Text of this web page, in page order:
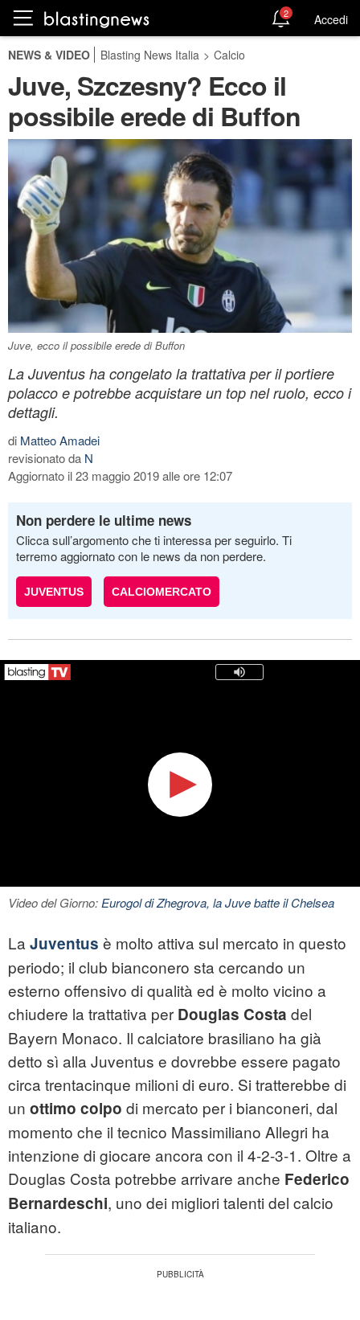
2 Accedi
NEWS & VIDEO Blasting News Italia > Calcio
Juve, Szczesny? Ecco il
possibile erede di Buffon
Juve, ecco il possibile erede di Buffon
La Juventus ha congelato la trattativa per il portiere
polacco e potrebbe acquistare un top nel ruolo, ecco i
dettagli.
di Matteo Amadei
revisionato da N
Aggiornato il 23 maggio 2019 alle ore 12:07
Non perdere le ultime news
Clicca sull’argomento che ti interessa per seguirlo. Ti
terremo aggiornato con le news da non perdere.
JUVENTUS CALCIOMERCATO
Video del Giorno:Eurogol di Zhegrova, la Juve batte il Chelsea
La Juventus è molto attiva sul mercato in questo
periodo; il club bianconero sta cercando un
esterno offensivo di qualità ed è molto vicino a
chiudere la trattativa per Douglas Costa del
Bayern Monaco. Il calciatore brasiliano ha già
detto sì alla Juventus e dovrebbe essere pagato
circa trentacinque milioni di euro. Si tratterebbe di
un ottimo colpo di mercato per i bianconeri, dal
momento che il tecnico Massimiliano Allegri ha
intenzione di giocare ancora con il 4-2-3-1. Oltre a
Douglas Costa potrebbe arrivare anche Federico
Bernardeschi, uno dei migliori talenti del calcio
italiano.